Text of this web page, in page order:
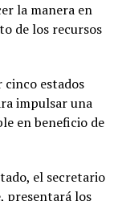
la manera en
de los recursos
cinco estados
impulsar una
en beneficio de
el secretario
presentará los